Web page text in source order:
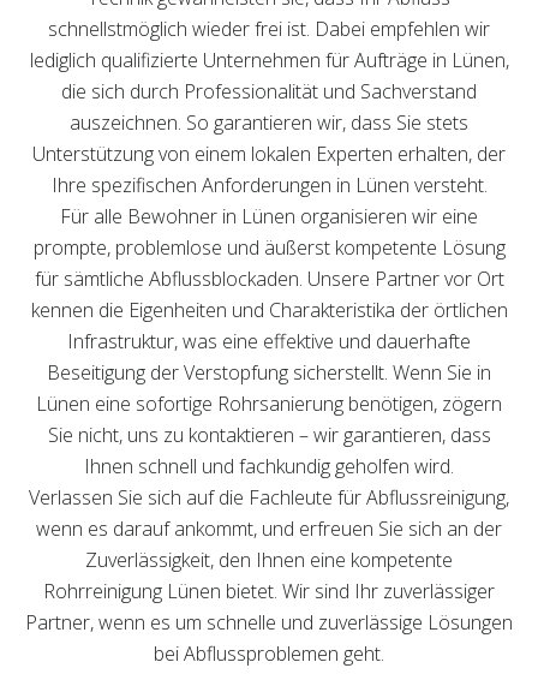
schnellstmöglich wieder frei ist. Dabei empfehlen wir
lediglich qualifizierte Unternehmen für Aufträge in Lünen,
die sich durch Professionalität und Sachverstand
auszeichnen. So garantieren wir, dass Sie stets
Unterstützung von einem lokalen Experten erhalten, der
Ihre spezifischen Anforderungen in Lünen versteht.
Für alle Bewohner in Lünen organisieren wir eine
prompte, problemlose und äußerst kompetente Lösung
für sämtliche Abflussblockaden. Unsere Partner vor Ort
kennen die Eigenheiten und Charakteristika der örtlichen
Infrastruktur, was eine effektive und dauerhafte
Beseitigung der Verstopfung sicherstellt. Wenn Sie in
Lünen eine sofortige Rohrsanierung benötigen, zögern
Sie nicht, uns zu kontaktieren – wir garantieren, dass
Ihnen schnell und fachkundig geholfen wird.
Verlassen Sie sich auf die Fachleute für Abflussreinigung,
wenn es darauf ankommt, und erfreuen Sie sich an der
Zuverlässigkeit, den Ihnen eine kompetente
Rohrreinigung Lünen bietet. Wir sind Ihr zuverlässiger
Partner, wenn es um schnelle und zuverlässige Lösungen
bei Abflussproblemen geht.